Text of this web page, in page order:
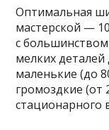
Оптимальная
мастерской —
с
мелких
маленькие (до
громоздкие (от
стационарного